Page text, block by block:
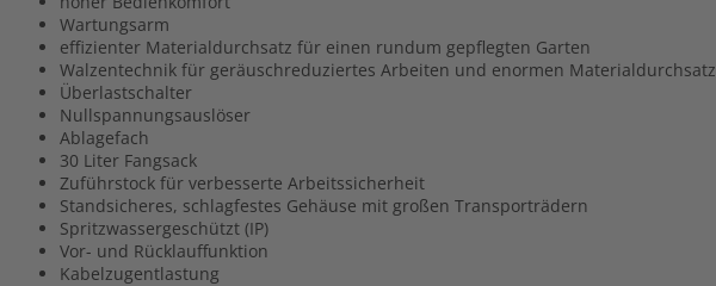
Wartungsarm
effizienter Materialdurchsatz für einen rundum gepflegten Garten
Walzentechnik für geräuschreduziertes Arbeiten und enormen Materialdurchsatz
Überlastschalter
Nullspannungsauslöser
Ablagefach
30 Liter Fangsack
Zuführstock für verbesserte Arbeitssicherheit
Standsicheres, schlagfestes Gehäuse mit großen Transporträdern
Spritzwassergeschützt (IP)
Vor- und Rücklauffunktion
Kabelzugentlastung